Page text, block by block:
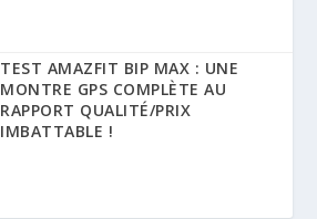
TEST AMAZFIT BIP MAX : UNE
MONTRE GPS COMPLÈTE AU
RAPPORT QUALITÉ/PRIX
IMBATTABLE !